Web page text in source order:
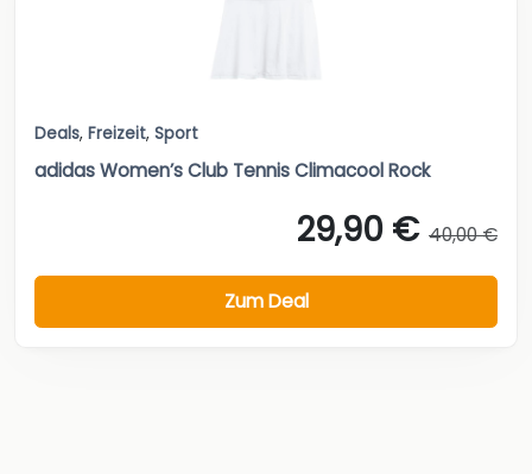
Deals, Freizeit, Sport
adidas Women’s Club Tennis Climacool Rock
29,90 € 40,00 €
Zum Deal